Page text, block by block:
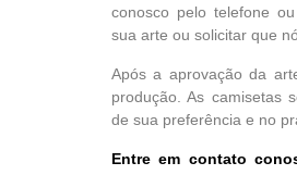
conosco pelo telefone
sua arte ou solicitar que
Após a aprovação da
produção. As camisetas
de sua preferência e no
Entre em contato